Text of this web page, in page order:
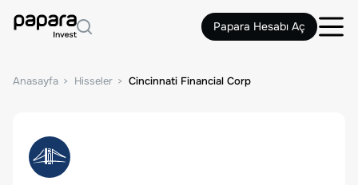
Papara Hesabı Aç
Anasayfa Hisseler Cincinnati Financial Corp